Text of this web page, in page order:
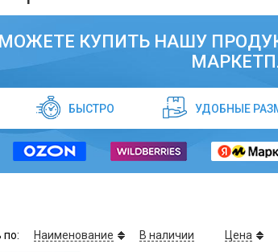
КУПИТЬ НАШУ
БЫСТРО УДОБНЫЕ
по: Наименование В наличии Цена